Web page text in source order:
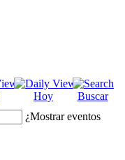
Hoy
Buscar
¿Mostrar eventos